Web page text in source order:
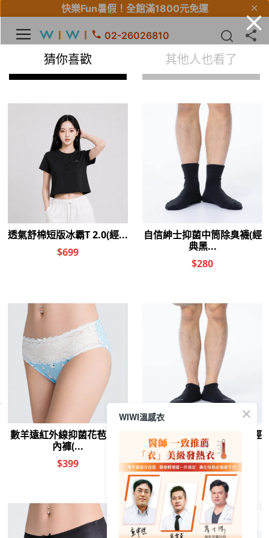
快樂Fun暑假！ 全館滿1800元免運
02-26026810
【Fun暑假】全館滿$5000輸入優惠碼再折$500
首頁 >線上訂購 >童機能 > 排汗涼感衣
防曬排汗涼感衣
你喜歡的分類
長版 無鋼圈
鞋墊 乳膠 涼感 排汗 平口 BRA
猜你喜歡
WIWI溫感衣